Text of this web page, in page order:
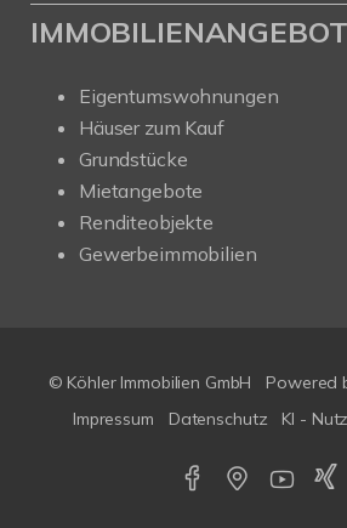
Eigentumswohnungen
Häuser zum Kauf
Grundstücke
Mietangebote
Renditeobjekte
Gewerbeimmobilien
© Köhler Immobilien GmbH Powered
Impressum
Datenschutz KI -